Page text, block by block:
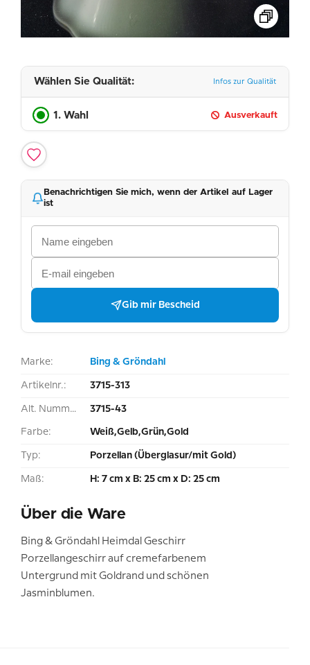
Wählen Sie Qualität: Infos zur Qualität
1. Wahl Ausverkauft
Benachrichtigen Sie mich, wenn der Artikel auf Lager
ist
Gib mir Bescheid
Marke: Bing & Gröndahl
Artikelnr.: 3715-313
Alt. Nummer: 3715-43
Farbe: Weiß,Gelb,Grün,Gold
Typ: Porzellan (Überglasur/mit Gold)
Maß: H: 7 cm x B: 25 cm x D: 25 cm
Über die Ware
Bing & Gröndahl Heimdal Geschirr
Porzellangeschirr auf cremefarbenem
Untergrund mit Goldrand und schönen
Jasminblumen.